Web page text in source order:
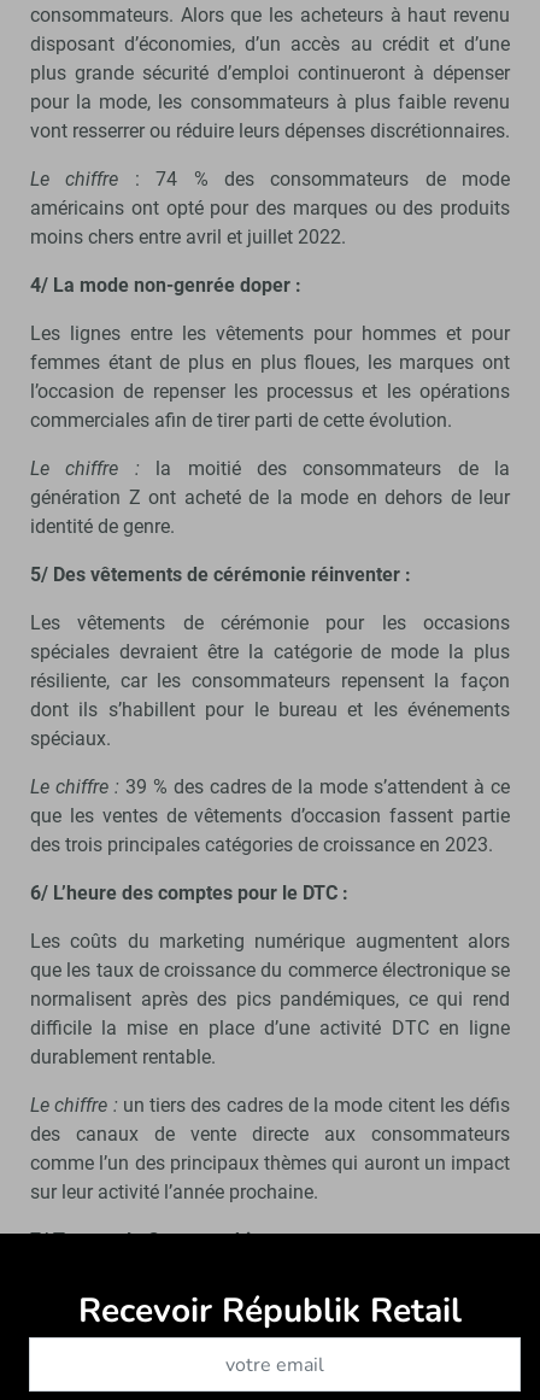
consommateurs. Alors que les acheteurs à haut revenu
disposant d’économies, d’un accès au crédit et d’une
plus grande sécurité d’emploi continueront à dépenser
pour la mode, les consommateurs à plus faible revenu
vont resserrer ou réduire leurs dépenses discrétionnaires.
Le chiffre : 74 % des consommateurs de mode
américains ont opté pour des marques ou des produits
moins chers entre avril et juillet 2022.
4/ La mode non-genrée doper :
Les lignes entre les vêtements pour hommes et pour
femmes étant de plus en plus floues, les marques ont
l’occasion de repenser les processus et les opérations
commerciales afin de tirer parti de cette évolution.
Le chiffre : la moitié des consommateurs de la
génération Z ont acheté de la mode en dehors de leur
identité de genre.
5/ Des vêtements de cérémonie réinventer :
Les vêtements de cérémonie pour les occasions
spéciales devraient être la catégorie de mode la plus
résiliente, car les consommateurs repensent la façon
dont ils s’habillent pour le bureau et les événements
spéciaux.
Le chiffre : 39 % des cadres de la mode s’attendent à ce
que les ventes de vêtements d’occasion fassent partie
des trois principales catégories de croissance en 2023.
6/ L’heure des comptes pour le DTC :
Les coûts du marketing numérique augmentent alors
que les taux de croissance du commerce électronique se
normalisent après des pics pandémiques, ce qui rend
difficile la mise en place d’une activité DTC en ligne
durablement rentable.
Le chiffre : un tiers des cadres de la mode citent les défis
des canaux de vente directe aux consommateurs
comme l’un des principaux thèmes qui auront un impact
sur leur activité l’année prochaine.
7/ Traquer le Greenwashing :
européenne visant à rendre les textiles plus durables et
recyclables d’ici 2030 se concentre sur le greenwashing,
tandis que les associations des consommateurs en
Recevoir Républik Retail